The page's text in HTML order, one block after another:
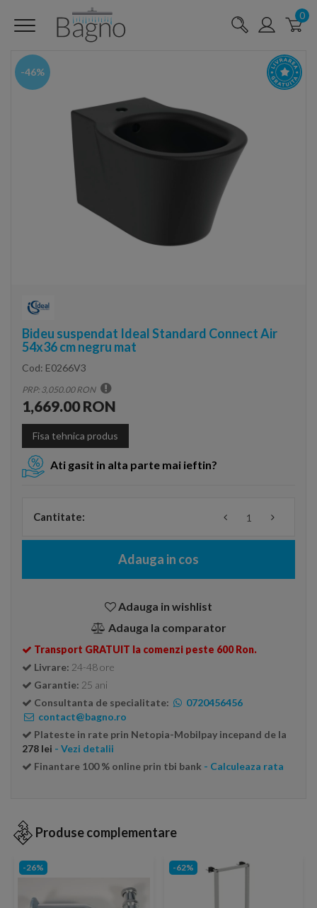
0
-46%
Bideu suspendat Ideal Standard Connect Air
54x36 cm negru mat
Cod: E0266V3
PRP: 3,050.00 RON
1,669.00 RON
Fisa tehnica produs
Ati gasit in alta parte mai ieftin?
Cantitate:
Adauga in cos
Adauga in wishlist
Adauga la comparator
Transport GRATUIT la comenzi peste 600 Ron.
Livrare: 24-48 ore
Garantie: 25 ani
Consultanta de specialitate:
0720456456
contact@bagno.ro
Plateste in rate prin Netopia-Mobilpay incepand de la
278 lei - Vezi detalii
Finantare 100 % online prin tbi bank - Calculeaza rata
Produse complementare
-26% -62%